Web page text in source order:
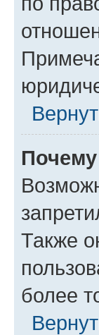
Почему
Также
более